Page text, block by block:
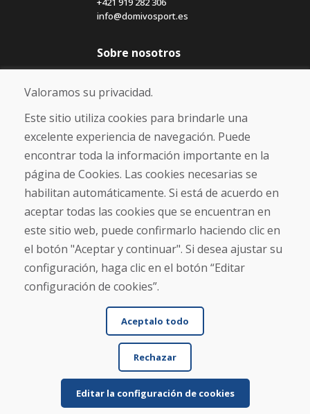
info@domivosport.es
Sobre nosotros
Blog
Sobre nosotros
Comercio
Contacto
Compra
Tienda electrónica
Envío y pago
NORMAS DE RECLAMACIÓN
Devolución y cambio de mercancías
Política de privacidad
Cookies
© DOMIVOSPORT 2026, reservados todos los derechos
Valoramos su privacidad.
Este sitio utiliza cookies para brindarle una
excelente experiencia de navegación. Puede
encontrar toda la información importante en la
página de Cookies. Las cookies necesarias se
habilitan automáticamente. Si está de acuerdo en
aceptar todas las cookies que se encuentran en
este sitio web, puede confirmarlo haciendo clic en
el botón "Aceptar y continuar". Si desea ajustar su
configuración, haga clic en el botón “Editar
configuración de cookies”.
Aceptalo todo
Rechazar
Editar la configuración de cookies